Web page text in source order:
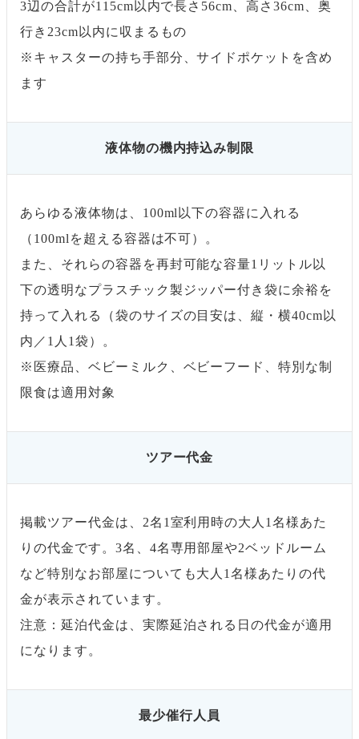
3辺の合計が115cm以内で長さ56cm、高さ36cm、奥
行き23cm以内に収まるもの
※キャスターの持ち手部分、サイドポケットを含め
ます
液体物の機内持込み制限
あらゆる液体物は、100ml以下の容器に入れる
（100mlを超える容器は不可）。
また、それらの容器を再封可能な容量1リットル以
下の透明なプラスチック製ジッパー付き袋に余裕を
持って入れる（袋のサイズの目安は、縦・横40cm以
内／1人1袋）。
※医療品、ベビーミルク、ベビーフード、特別な制
限食は適用対象
ツアー代金
掲載ツアー代金は、2名1室利用時の大人1名様あた
りの代金です。3名、4名専用部屋や2ベッドルーム
など特別なお部屋についても大人1名様あたりの代
金が表示されています。
注意：延泊代金は、実際延泊される日の代金が適用
になります。
最少催行人員